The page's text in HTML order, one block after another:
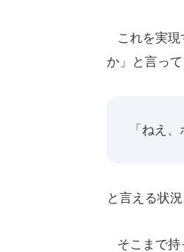
これを実現
か」と言っ
「ねえ
と言える状
そこまで持